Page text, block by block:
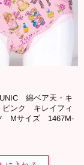
綿ベア天・キ
ンク キレイフィ
Mサイズ 1467M-